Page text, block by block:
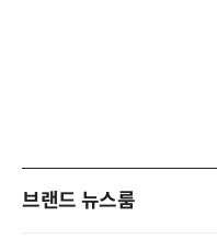
브랜드 뉴스룸